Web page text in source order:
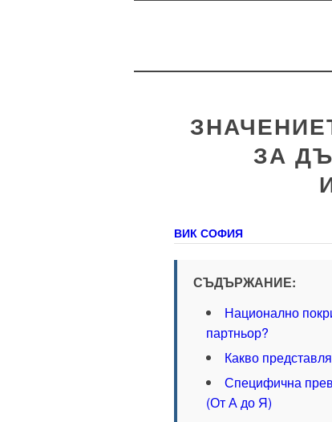
ЗА
ВИК СОФИЯ
СЪДЪРЖАНИЕ:
Национално
партньор?
Какво
Специфична
(От А до Я)